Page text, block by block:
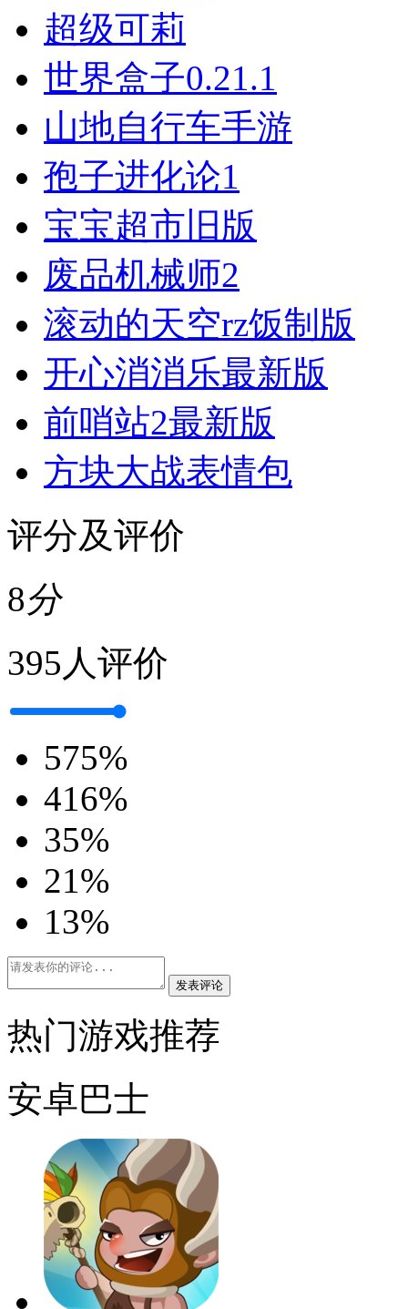
超级可莉
世界盒子0.21.1
山地自行车手游
孢子进化论1
宝宝超市旧版
废品机械师2
滚动的天空rz饭制版
开心消消乐最新版
前哨站2最新版
方块大战表情包
评分及评价
8分
395人评价
575%
416%
35%
21%
13%
发表评论
热门游戏推荐
安卓巴士